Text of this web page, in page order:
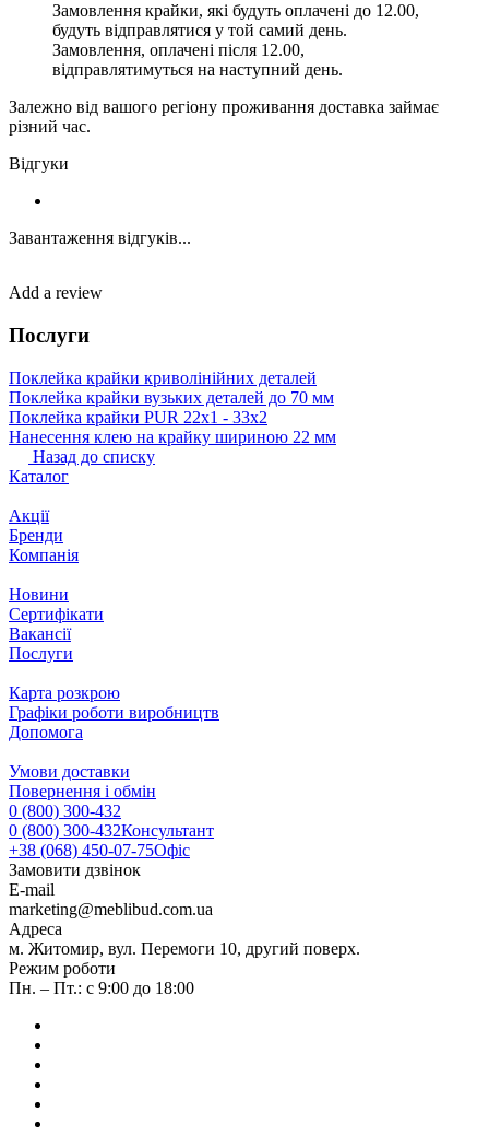
Замовлення крайки, які будуть оплачені до 12.00,
будуть відправлятися у той самий день.
Замовлення, оплачені після 12.00,
відправлятимуться на наступний день.
Залежно від вашого регіону проживання доставка займає
різний час.
Відгуки
Завантаження відгуків...
Add a review
Послуги
Поклейка крайки криволінійних деталей
Поклейка крайки вузьких деталей до 70 мм
Поклейка крайки PUR 22х1 ‐ 33х2
Нанесення клею на крайку шириною 22 мм
Назад до списку
Каталог
Акції
Бренди
Компанія
Новини
Сертифікати
Вакансії
Послуги
Карта розкрою
Графіки роботи виробництв
Допомога
Умови доставки
Повернення і обмін
0 (800) 300-432
0 (800) 300-432Консультант
+38 (068) 450-07-75Офіс
Замовити дзвінок
E-mail
marketing@meblibud.com.ua
Адреса
м. Житомир, вул. Перемоги 10, другий поверх.
Режим роботи
Пн. – Пт.: с 9:00 до 18:00